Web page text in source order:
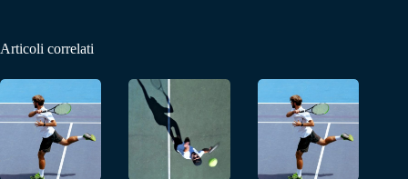
Articoli correlati